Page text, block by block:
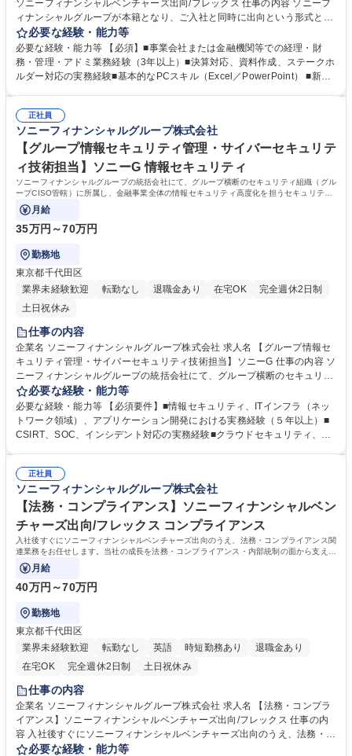
ソニーフィナンシャルベンチャーズ出向/フレックス 仕事の内容 ソニーフ
ィナンシャルグループが本籍となり、ご入社と同時に出向という形式とな
ります。ファンド管理部の立ち上げメンバーとして、ファンド運営に関わ
る管理業務を幅広く担当いただきます。 【業務内容】■ファンド設立時の
管理体制の構築■出資金管理（キャピタルコール／分配対応）■投資家向け
レポーティング（定期報告・説明資料作成）■ファンド決算・監査対応の
の運用支援※ スキル・経験に応じて業務範囲は柔軟に調整します※ 外部
専門家と連携有 募集職種 【ファンド管理】ソニーフィナンシャルベンチ
ャーズ出向/フレックス
必要な経験・能力等
必要な経験・能力等 【必須】■事業会社または金融機関等での経理・財
務・管理・アドミ業務経験（3年以上）■決算対応、資料作成、ステークホ
ルダー対応の実務経験■基本的なPCスキル（Excel／PowerPoint） ■新し
た実務力と学習意欲を重視します 学歴・資格 学歴：大学院 大学 語学力：
資格：
正社員
ソニーフィナンシャルグループ株式会社
【グループ情報セキュリティ管理・サイバーセキュリテ
ィ技術担当】ソニーG 情報セキュリティ
ソニーフィナンシャルグループの統括会社にて、グループ横断のセキュリティ組織（グル
ープCISO管轄）に所属し、金融事業全体の情報セキュリティ高度化を担うセキュリティ
エンジニアを募集します。
月給
35万円～70万円
勤務地
東京都千代田区
業界未経験歓迎
転勤なし 退職金あり 在宅OK
完全週休2日制
土日祝休み
仕事の内容
企業名 ソニーフィナンシャルグループ株式会社 求人名 【グループ情報セ
キュリティ管理・サイバーセキュリティ技術担当】ソニーG 仕事の内容 ソ
ニーフィナンシャルグループの統括会社にて、グループ横断のセキュリテ
ィ組織（グループCISO管轄）に所属し、金融事業全体の情報セキュリテ
ィ高度化を担うセキュリティエンジニアを募集します。 1. 金融グループ
におけるインシデント対応 2. サイバー攻撃訓練の企画 3. クラウド・情報
システム・ITインフラに関するセキュリティレビュー 4. サイバー攻撃への
す。また上記同様の業務を傘下各社において実施していただくことがあり
ます。 募集職種 【グループ情報セキュリティ管理・サイバーセキュリテ
ィ技術担当】ソニーG
必要な経験・能力等
必要な経験・能力等 【必須要件】■情報セキュリティ、ITインフラ（ネッ
トワーク領域）、アプリケーション開発における実務経験（５年以上）■
CSIRT、SOC、インシデント対応の実務経験■クラウドセキュリティ、脆
行うための高いコミュニケーション能力 【求める人物像】・優先順位付け
て対応策を提案するためのリスクマネジメントを行い、戦略的にアプロー
チする能力 ・物事の本質をつかみ、その実現に向けて適切な手法を積極的
に開発していくことのできる柔軟な思考方法 学歴・資格 学歴：大学院 大
学 語学力： 資格：
正社員
ソニーフィナンシャルグループ株式会社
【法務・コンプライアンス】ソニーフィナンシャルベン
チャーズ出向/フレックス コンプライアンス
入社後すぐにソニーフィナンシャルベンチャーズ出向のうえ、法務・コンプライアンス関
連業務をお任せします。当社の成長を法務・コンプライアンス・内部統制の面から支える
重要ポジションです。
月給
40万円～70万円
勤務地
東京都千代田区
業界未経験歓迎
転勤なし 英語 時短勤務あり
退職金あり
在宅OK
完全週休2日制 土日祝休み
仕事の内容
企業名 ソニーフィナンシャルグループ株式会社 求人名 【法務・コンプラ
イアンス】ソニーフィナンシャルベンチャーズ出向/フレックス 仕事の内
容 入社後すぐにソニーフィナンシャルベンチャーズ出向のうえ、法務・コ
ンプライアンス関連業務をお任せします。当社の成長を法務・コンプライ
必要な経験・能力等